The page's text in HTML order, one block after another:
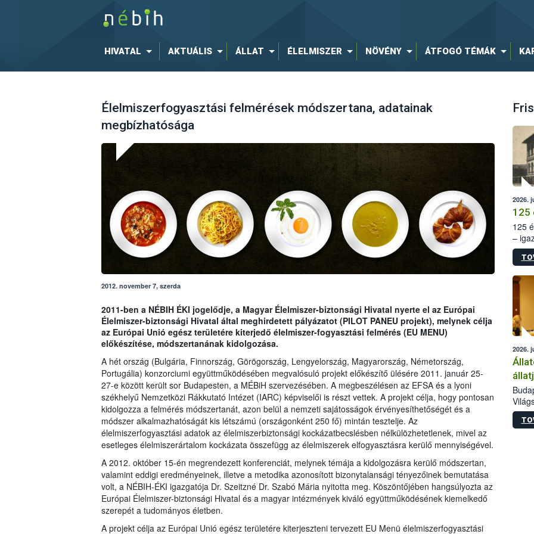
HIVATAL AKTUÁLIS ÁLLAT ÉLELMISZER NÖVÉNY ÁTFOGÓ TÉMÁK
Élelmiszerfogyasztási felmérések módszertana, adatainak
megbízhatósága
2012. november 7, szerda
2011-ben a NÉBIH ÉKI jogelődje, a Magyar Élelmiszer-biztonsági Hivatal nyerte el az Európai
Élelmiszer-biztonsági Hivatal által meghirdetett pályázatot (PILOT PANEU projekt), melynek célja
az Európai Unió egész területére kiterjedő élelmiszer-fogyasztási felmérés (EU MENU)
előkészítése, módszertanának kidolgozása.
A hét ország (Bulgária, Finnország, Görögország, Lengyelország, Magyarország, Németország,
Portugália) konzorciumi együttműködésében megvalósuló projekt előkészítő ülésére 2011. január 25-
27-e között került sor Budapesten, a MÉBiH szervezésében. A megbeszélésen az EFSA és a lyoni
székhelyű Nemzetközi Rákkutató Intézet (IARC) képviselői is részt vettek. A projekt célja, hogy pontosan
kidolgozza a felmérés módszertanát, azon belül a nemzeti sajátosságok érvényesíthetőségét és a
módszer alkalmazhatóságát kis létszámú (országonként 250 fő) mintán tesztelje. Az
élelmiszerfogyasztási adatok az élelmiszerbiztonsági kockázatbecslésben nélkülözhetetlenek, mivel az
esetleges élelmiszerártalom kockázata összefügg az élelmiszerek elfogyasztásra kerülő mennyiségével.
A 2012. október 15-én megrendezett konferenciát, melynek témája a kidolgozásra kerülő módszertan,
valamint eddigi eredményeinek, illetve a metodika azonosított bizonytalansági tényezőinek bemutatása
volt, a NÉBIH-ÉKI igazgatója Dr. Szeitzné Dr. Szabó Mária nyitotta meg. Köszöntőjében hangsúlyozta az
Európai Élelmiszer-biztonsági Hivatal és a magyar intézmények kiváló együttműködésének kiemelkedő
szerepét a tudományos életben.
A projekt célja az Európai Unió egész területére kiterjeszteni tervezett EU Menü élelmiszerfogyasztási
2026.
125
125
–
15.
2026.
Az